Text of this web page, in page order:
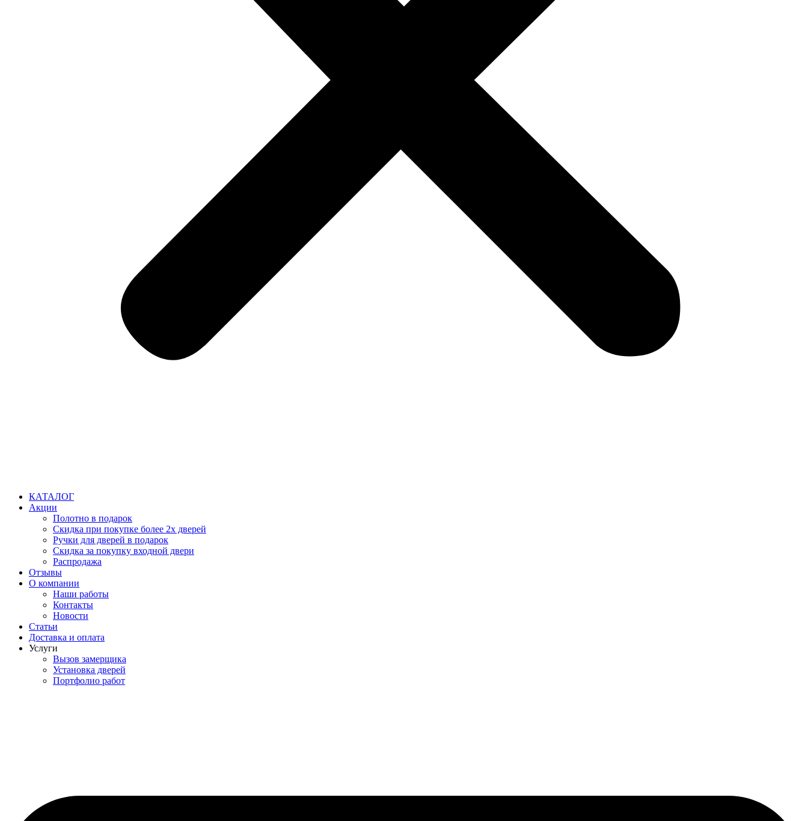
КАТАЛОГ
Акции
Полотно в подарок
Скидка при покупке более 2х дверей
Ручки для дверей в подарок
Скидка за покупку входной двери
Распродажа
Отзывы
О компании
Наши работы
Контакты
Новости
Статьи
Доставка и оплата
Услуги
Вызов замерщика
Установка дверей
Портфолио работ